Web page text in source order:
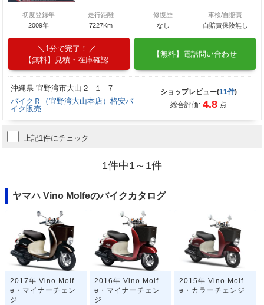
初度登録年
2009年
走行距離
7227Km
修復歴
なし
車検/自賠責
自賠責保険無し
1分で完了！
【無料】見積・在庫確認
【無料】電話問い合わせ
沖縄県 宜野湾市大山２−１−７
バイクＲ（宜野湾大山本店）格安バ
イク販売
ショップレビュー(11件)
総合評価: 4.8 点
上記1件にチェック
1件中1～1件
ヤマハ Vino Molfeのバイクカタログ
2017年 Vino Molf
e・マイナーチェン
ジ
2016年 Vino Molf
e・マイナーチェン
ジ
2015年 Vino Molf
e・カラーチェンジ